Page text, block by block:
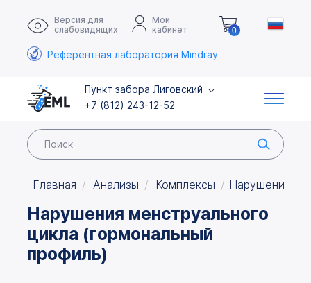
Версия для
слабовидящих
Мой
кабинет
0
Референтная лаборатория Mindray
Пункт забора Лиговский
+7 (812) 243-12-52
Главная Анализы Комплексы Нарушения
Нарушения менструального
цикла (гормональный
профиль)